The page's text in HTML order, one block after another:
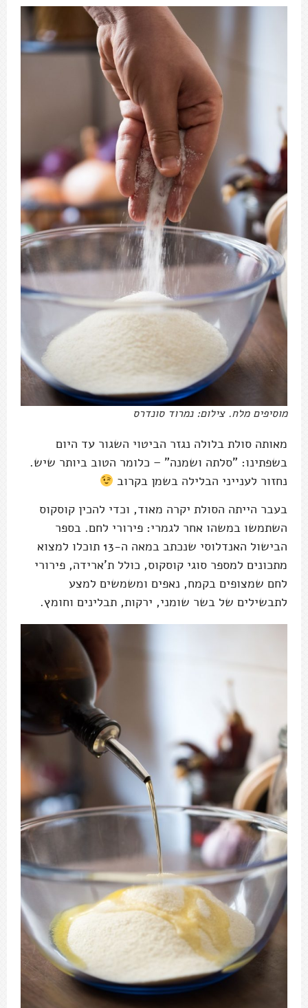
מוסיפים מלח. צילום: נמרוד סונדרס
מאותה סולת בלולה נגזר הביטוי השגור עד היום
בשפתינו: "סלתה ושמנה" – כלומר הטוב ביותר שיש.
נחזור לענייני הבלילה בשמן בקרוב
בעבר הייתה הסולת יקרה מאוד, וכדי להכין קוסקוס
השתמשו במשהו אחר לגמרי: פירורי לחם. בספר
הבישול האנדלוסי שנכתב במאה ה-13 תוכלו למצוא
מתכונים למספר סוגי קוסקוס, כולל ת'ארידה, פירורי
לחם שמצופים בקמח, נאפים ומשמשים למצע
לתבשילים של בשר שומני, ירקות, תבלינים וחומץ.